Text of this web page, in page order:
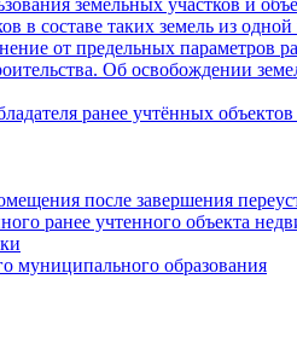
в составе таких земель из
от предельных параметров
Об освобождении
ранее учтённых
после завершения
ранее учтенного объекта
муниципального образования